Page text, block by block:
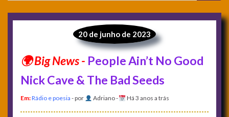
20 de junho de 2023
People Ain’t No Good
Nick Cave & The Bad Seeds
Em:Rádio e poesia - por Adriano- Há 3 anos a trás